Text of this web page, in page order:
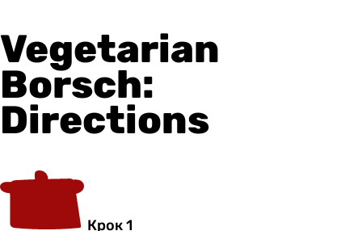
Vegetarian
Borsch:
Directions
Крок 1